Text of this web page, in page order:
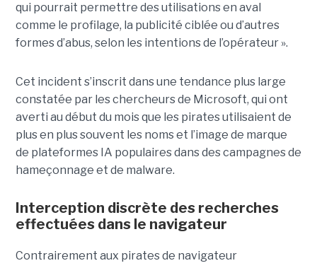
qui pourrait permettre des utilisations en aval
comme le profilage, la publicité ciblée ou d’autres
formes d’abus, selon les intentions de l’opérateur ».
Cet incident s’inscrit dans une tendance plus large
constatée par les chercheurs de Microsoft, qui ont
averti au début du mois que les pirates utilisaient de
plus en plus souvent les noms et l’image de marque
de plateformes IA populaires dans des campagnes de
hameçonnage et de malware.
Interception discrète des recherches
effectuées dans le navigateur
Contrairement aux pirates de navigateur